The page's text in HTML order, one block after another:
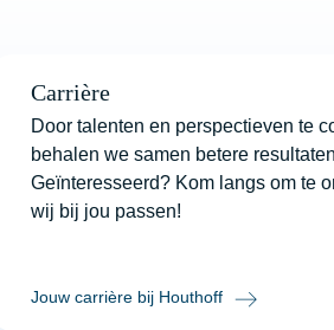
Carrière
Door talenten en perspectieven te
behalen we samen betere
Geïnteresseerd? Kom langs om te
wij bij jou passen!
Jouw carrière bij Houthoff